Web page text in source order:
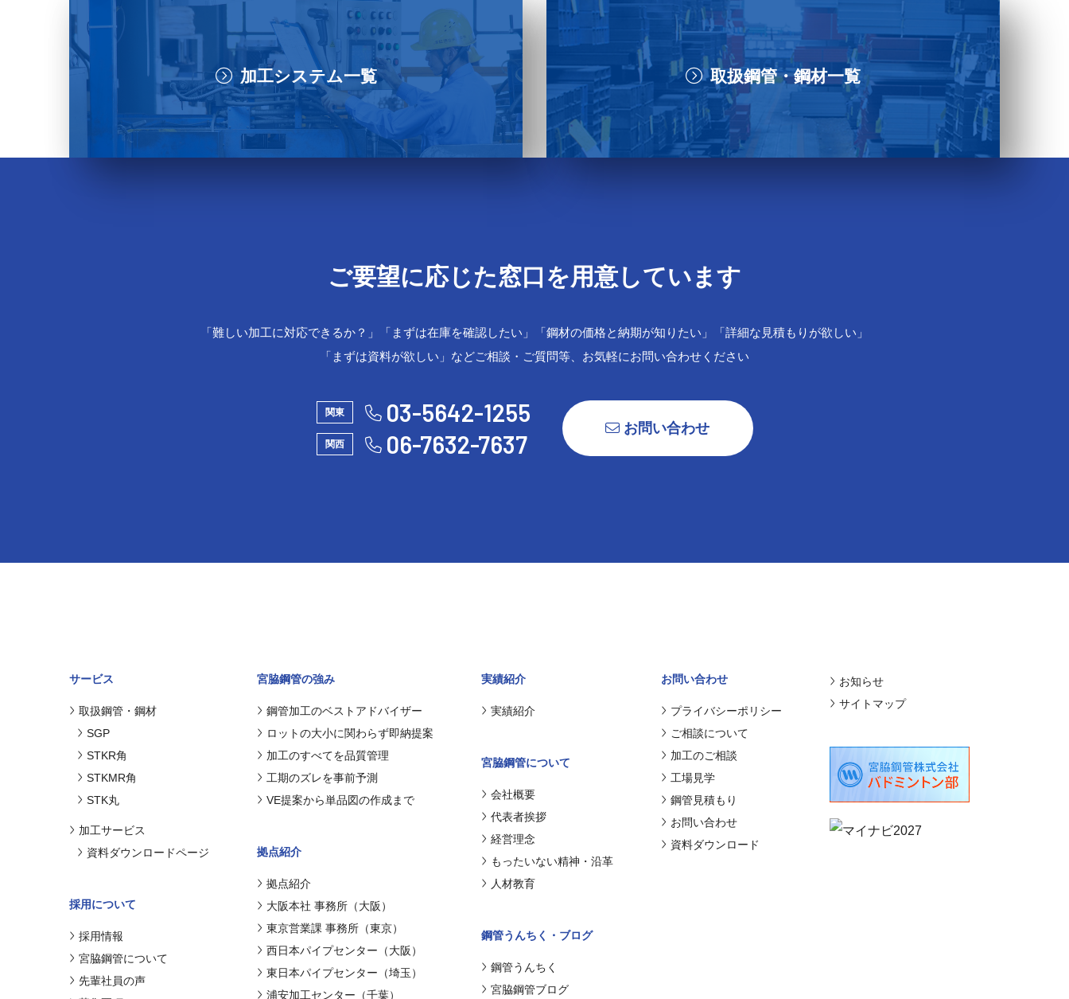
加工システム一覧 取扱鋼管・鋼材一覧
ご要望に応じた窓口を用意しています
「難しい加工に対応できるか？」「まずは在庫を確認したい」「鋼材の価格と納期が知りたい」「詳細な見積もりが欲しい」
「まずは資料が欲しい」などご相談・ご質問等、お気軽にお問い合わせください
関東 03-5642-1255
関西 06-7632-7637
お問い合わせ
サービス
取扱鋼管・鋼材
SGP
STKR角
STKMR角
STK丸
加工サービス
資料ダウンロードページ
採用について
採用情報
宮脇鋼管について
先輩社員の声
宮脇鋼管の強み
鋼管加工のベストアドバイザー
ロットの大小に関わらず即納提案
加工のすべてを品質管理
工期のズレを事前予測
VE提案から単品図の作成まで
拠点紹介
拠点紹介
大阪本社 事務所（大阪）
東京営業課 事務所（東京）
西日本パイプセンター（大阪）
東日本パイプセンター（埼玉）
浦安加工センター（千葉）
実績紹介
実績紹介
宮脇鋼管について
会社概要
代表者挨拶
経営理念
もったいない精神・沿革
人材教育
鋼管うんちく・ブログ
鋼管うんちく
宮脇鋼管ブログ
お問い合わせ
プライバシーポリシー
ご相談について
加工のご相談
工場見学
鋼管見積もり
お問い合わせ
資料ダウンロード
お知らせ
サイトマップ